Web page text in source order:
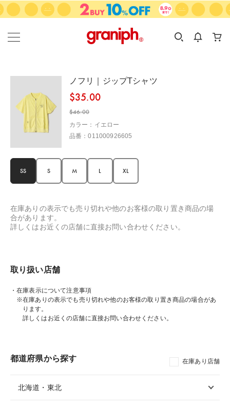
カテゴリーから探す
KIDS
カテゴリ
サイズ
ノフリ｜ジップTシャツ
$‌35.00
$‌46.00
カラー：イエロー
品番：011000926605
SS S M L XL
在庫ありの表示でも売り切れや他のお客様の取り置き商品の場
合があります。
詳しくはお近くの店舗に直接お問い合わせください。
取り扱い店舗
・在庫表示について注意事項
※在庫ありの表示でも売り切れや他のお客様の取り置き商品の場合があ
ります。
詳しくはお近くの店舗に直接お問い合わせください。
都道府県から探す 在庫あり店舗
北海道・東北